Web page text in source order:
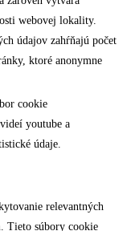
webovej lokality.
údajov zahŕňajú počet
ktoré anonymne
cookie
youtube a
údaje.
relevantných
Tieto súbory cookie